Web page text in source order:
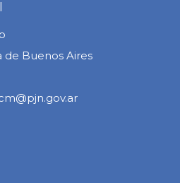
de Buenos Aires